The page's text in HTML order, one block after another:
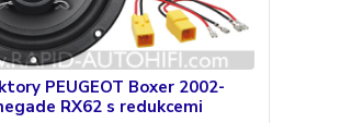
PEUGEOT Boxer 2002-
RX62 s redukcemi